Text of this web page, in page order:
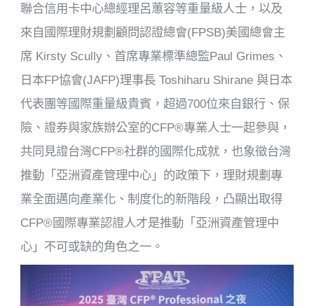
聯合信用卡中心總經理呂蕙容等重量級人士，以及
來自國際理財規劃顧問認證總會(FPSB)美國總會主
席 Kirsty Scully、首席專業標準總監Paul Grimes、
日本FP協會(JAFP)理事長 Toshiharu Shirane 與日本
代表團等國際重量級貴賓，超過700位來自銀行、保
險、證券與家族辦公室的CFP®專業人士一起參與，
共同見證台灣CFP®社群的國際化成就，也象徵台灣
推動「亞洲資產管理中心」的政策下，理財規劃專
業全面邁向產業化、制度化的新階段，凸顯出取得
CFP®國際專業認證人才是推動「亞洲資產管理中
心」不可或缺的角色之一。